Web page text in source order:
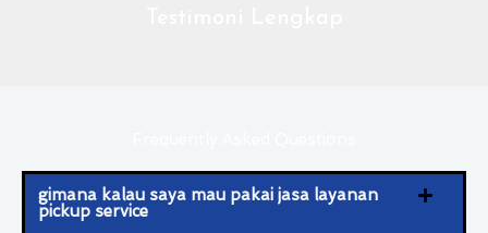
gimana kalau saya mau pakai jasa layanan
pickup service